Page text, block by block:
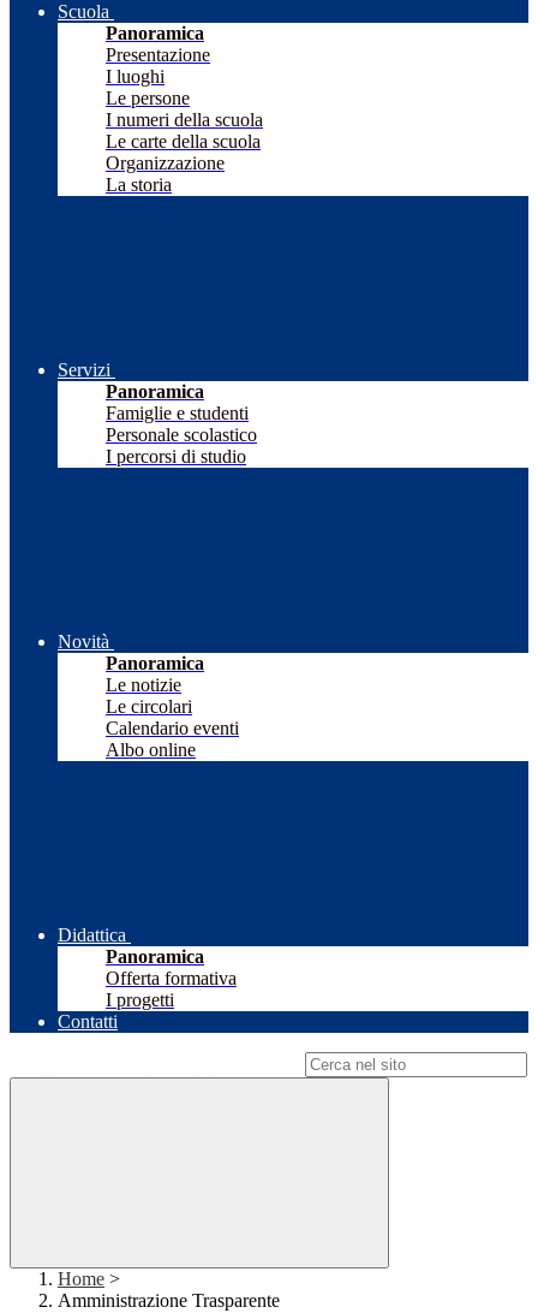
Scuola
Panoramica
Presentazione
I luoghi
Le persone
I numeri della scuola
Le carte della scuola
Organizzazione
La storia
Servizi
Panoramica
Famiglie e studenti
Personale scolastico
I percorsi di studio
Novità
Panoramica
Le notizie
Le circolari
Calendario eventi
Albo online
Didattica
Panoramica
Offerta formativa
I progetti
Contatti
Home >
Amministrazione Trasparente